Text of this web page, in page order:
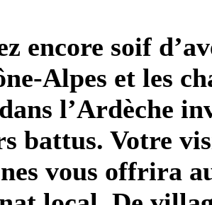
encore soif
Alpes et les
l’Ardèche
battus. Votre
vous offrira